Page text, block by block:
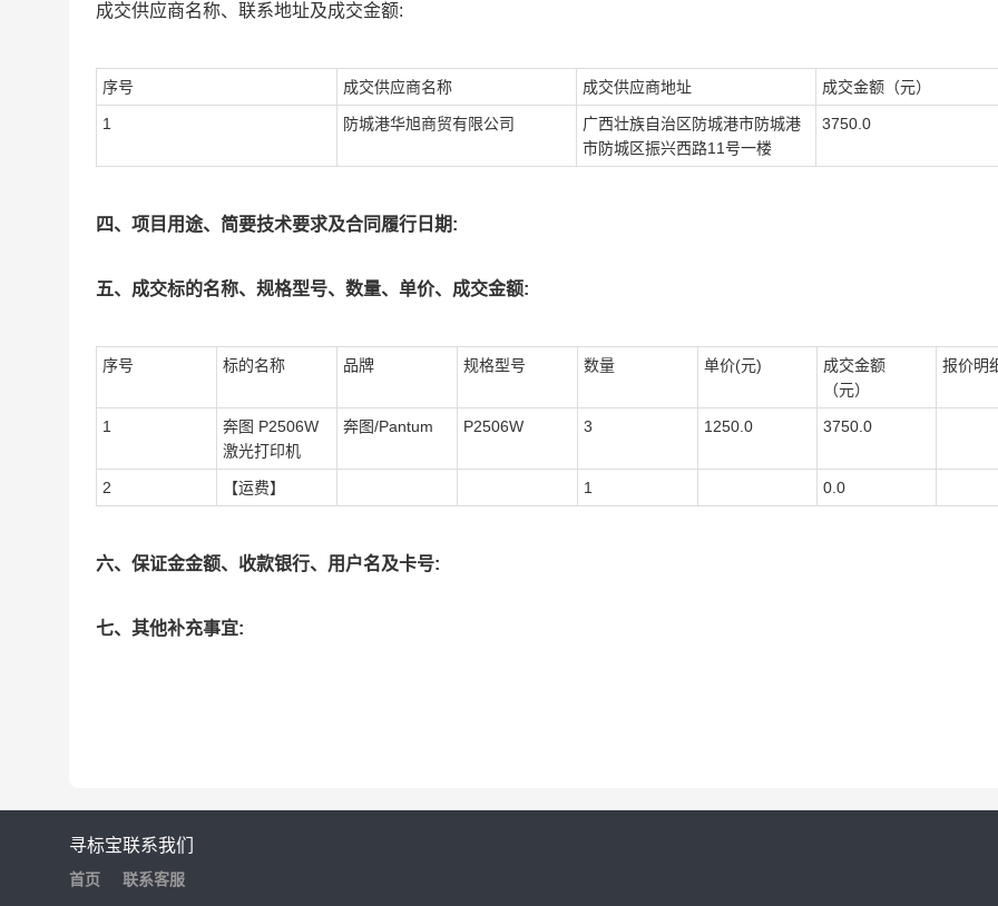
成交供应商名称、联系地址及成交金额:
序号 成交供应商名称 成交供应商地址 成交金额（元）
1 防城港华旭商贸有限公司
广西壮族自治区防城港市防城港
市防城区振兴西路11号一楼
3750.0
四、项目用途、简要技术要求及合同履行日期:
五、成交标的名称、规格型号、数量、单价、成交金额:
序号 标的名称 品牌 规格型号 数量 单价(元)
成交金额
（元）
报价明
1
奔图 P2506W
激光打印机
奔图/Pantum P2506W 3 1250.0 3750.0
2 【运费】 1 0.0
六、保证金金额、收款银行、用户名及卡号:
七、其他补充事宜:
寻标宝
首页
联系我们
联系客服